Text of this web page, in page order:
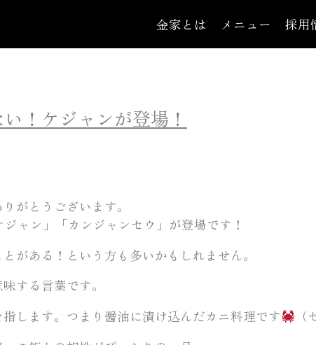
金家とは メニュー 採用
！ケジャンが登場！
がとうございます。
ャン」「カンジャンセウ」が登場です！
がある！という方も多いかもしれません。
する言葉です。
します。つまり醤油に漬け込んだカニ料理です